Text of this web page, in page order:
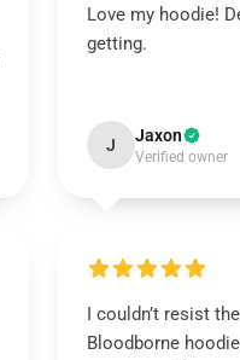
Love my hoodie!
getting.
J Jaxon
Verified owner
I couldn’t resist
Bloodborne